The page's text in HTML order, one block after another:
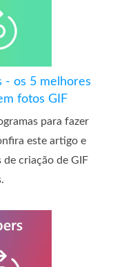
- os 5 melhores
fotos GIF
para fazer
este artigo e
criação de GIF